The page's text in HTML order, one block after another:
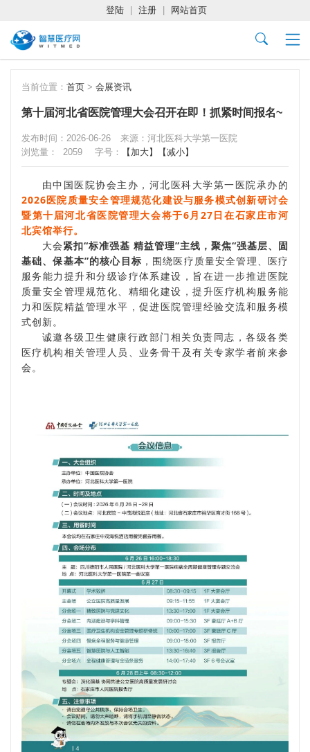
登陆 注册 网站首页
当前位置： 首页 > 会展资讯
第十届河北省医院管理大会召开在即！抓紧时间报名~
发布时间：2026-06-26
来源：河北医科大学第一医院
浏览量：
2059 字号： 【加大】 【减小】
由中国医院协会主办，河北医科大学第一医院承办的
2026医院质量安全管理规范化建设与服务模式创新研讨会
暨第十届河北省医院管理大会将于6月27日在石家庄市河
北宾馆举行。
大会紧扣“标准强基 精益管理”主线，聚焦“强基层、固
基础、保基本”的核心目标 ，围绕医疗质量安全管理、医疗
服务能力提升和分级诊疗体系建设，旨在进一步推进医院
质量安全管理规范化、精细化建设，提升医疗机构服务能
力和医院精益管理水平，促进医院管理经验交流和服务模
式创新。
诚邀各级卫生健康行政部门相关负责同志，各级各类
医疗机构相关管理人员、业务骨干及有关专家学者前来参
会。